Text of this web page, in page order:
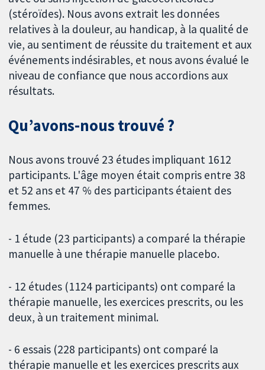
(stéroïdes). Nous avons extrait les données
relatives à la douleur, au handicap, à la qualité de
vie, au sentiment de réussite du traitement et aux
événements indésirables, et nous avons évalué le
niveau de confiance que nous accordions aux
résultats.
Qu’avons-nous trouvé ?
Nous avons trouvé 23 études impliquant 1612
participants. L'âge moyen était compris entre 38
et 52 ans et 47 % des participants étaient des
femmes.
- 1 étude (23 participants) a comparé la thérapie
manuelle à une thérapie manuelle placebo.
- 12 études (1124 participants) ont comparé la
thérapie manuelle, les exercices prescrits, ou les
deux, à un traitement minimal.
- 6 essais (228 participants) ont comparé la
thérapie manuelle et les exercices prescrits aux